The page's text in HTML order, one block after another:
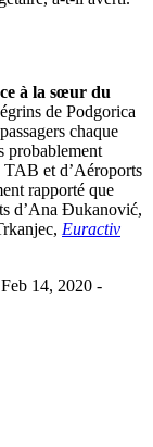
à la sœur du
de Podgorica
chaque
probablement
TAB et d’Aéroports
rapporté que
d’Ana Đukanović,
Euractiv
14, 2020 -